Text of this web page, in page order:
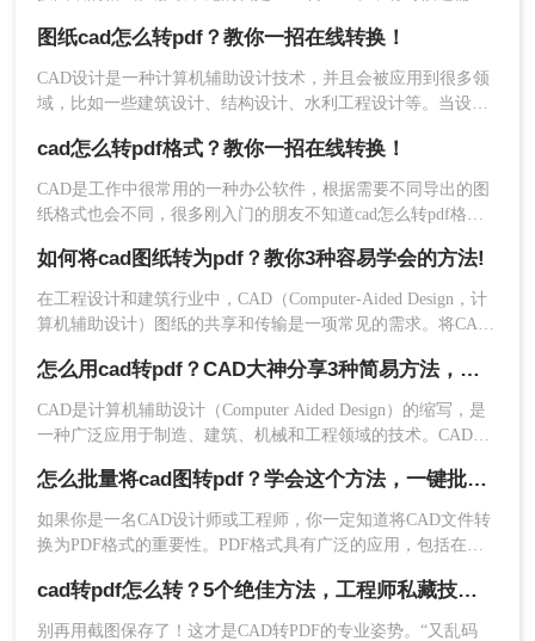
图纸cad怎么转pdf？教你一招在线转换！
CAD设计是一种计算机辅助设计技术，并且会被应用到很多领
域，比如一些建筑设计、结构设计、水利工程设计等。当设计
件就不是很方便了。有经验的设计师通常会把图纸转换成PDF
文件再分享。那么图纸cad怎么转pdf呢？下面给大家分享一个
好用的方法。
cad怎么转pdf格式？教你一招在线转换！
CAD是工作中很常用的一种办公软件，根据需要不同导出的图
纸格式也会不同，很多刚入门的朋友不知道cad怎么转pdf格
试~
如何将cad图纸转为pdf？教你3种容易学会的方法!
在工程设计和建筑行业中，CAD（Computer-Aided Design，计
算机辅助设计）图纸的共享和传输是一项常见的需求。将CAD
专业用户查看和打印。那么如何将cad图纸转为pdf呢？本文将
介绍三种将CAD图纸转换为PDF的方法，帮助您轻松完成这一
任务。
怎么用cad转pdf？CAD大神分享3种简易方法，一键搞定！
CAD是计算机辅助设计（Computer Aided Design）的缩写，是
一种广泛应用于制造、建筑、机械和工程领域的技术。CAD文
下，我们需要将CAD文件转换为PDF格式，以便共享和保护数
据的安全性。在本文中，我们将介绍怎么用cad转pdf的方法。
怎么批量将cad图转pdf？学会这个方法，一键批量转换！
如果你是一名CAD设计师或工程师，你一定知道将CAD文件转
换为PDF格式的重要性。PDF格式具有广泛的应用，包括在不
cad转pdf怎么转？5个绝佳方法，工程师私藏技巧公开！
别再用截图保存了！这才是CAD转PDF的专业姿势。“又乱码